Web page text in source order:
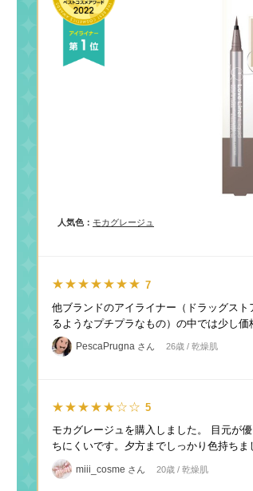
人気色： モカグレージュ
★★★★★★★ 7
他ブランドのアイライナー（ドラッグス
るようなプチプラなもの）の中では少し
PescaPrugna さん 26歳 / 乾燥肌
★★★★★☆☆ 5
モカグレージュを購入しました。 目元が
ちにくいです。夕方までしっかり色持ち
miii_cosme さん 20歳 / 乾燥肌